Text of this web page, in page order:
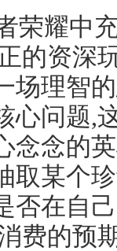
荣耀中
的资深
场理智
心问题,
念念的
取某个
否在自
费的预